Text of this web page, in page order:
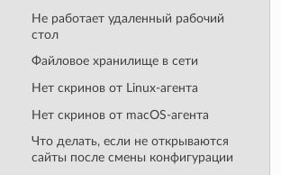
Не работает удаленный рабочий
стол
Файловое хранилище в сети
Нет скринов от Linux-агента
Нет скринов от macOS-агента
Что делать, если не открываются
сайты после смены конфигурации